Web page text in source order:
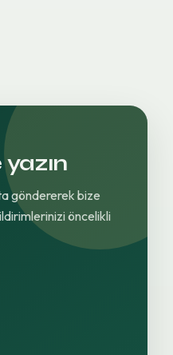
göndererek bize
öncelikli